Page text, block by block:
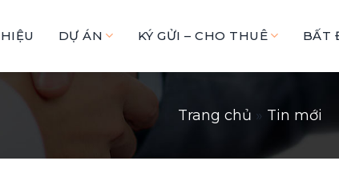
DỰ ÁN KÝ GỬI – CHO THUÊ BẤT
Trang chủ » Tin mới